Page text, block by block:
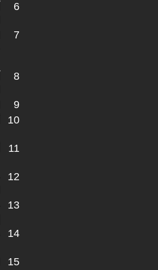
6
7
8
9
10
11
12
13
14
15